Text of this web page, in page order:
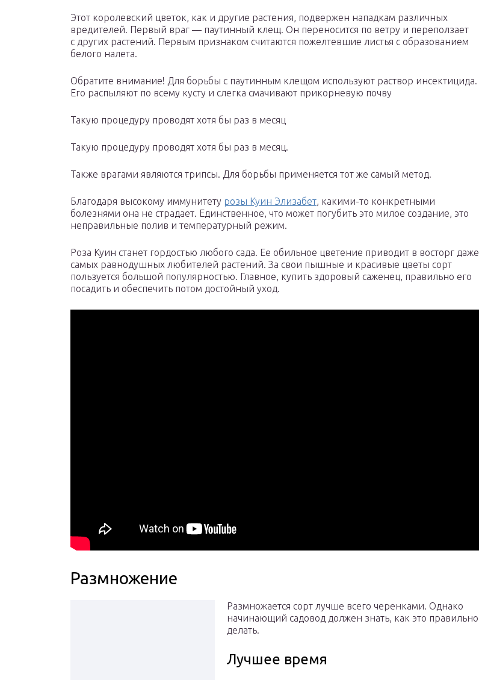
Этот королевский цветок, как и другие растения, подвержен нападкам различных
вредителей. Первый враг — паутинный клещ. Он переносится по ветру и переползает
с других растений. Первым признаком считаются пожелтевшие листья с образованием
белого налета.
Обратите внимание! Для борьбы с паутинным клещом используют раствор инсектицида.
Его распыляют по всему кусту и слегка смачивают прикорневую почву
Такую процедуру проводят хотя бы раз в месяц
Такую процедуру проводят хотя бы раз в месяц.
Также врагами являются трипсы. Для борьбы применяется тот же самый метод.
Благодаря высокому иммунитету розы Куин Элизабет, какими-то конкретными
болезнями она не страдает. Единственное, что может погубить это милое создание, это
неправильные полив и температурный режим.
Роза Куин станет гордостью любого сада. Ее обильное цветение приводит в восторг даже
самых равнодушных любителей растений. За свои пышные и красивые цветы сорт
пользуется большой популярностью. Главное, купить здоровый саженец, правильно его
посадить и обеспечить потом достойный уход.
Размножение
Размножается сорт лучше всего черенками. Однако
начинающий садовод должен знать, как это правильно
делать.
Лучшее время